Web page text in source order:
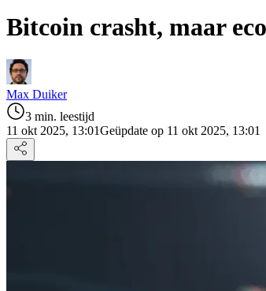
Bitcoin crasht, maar
Max Duiker
3 min. leestijd
11 okt 2025, 13:01Geüpdate op 11 okt 2025, 13:01